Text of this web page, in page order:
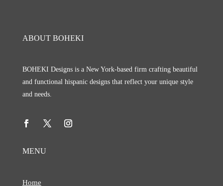
ABOUT BOHEKI
BOHEKI Designs is a New York-based firm crafting beautiful
and functional hispanic designs that reflect your unique style
and needs.
MENU
Home